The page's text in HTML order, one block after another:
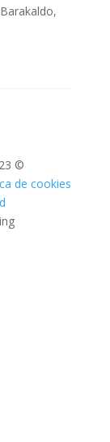
©
de cookies